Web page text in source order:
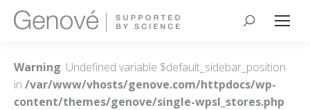
Buscar:
Warning: Undefined variable $default_sidebar_position
in /var/www/vhosts/genove.com/httpdocs/wp-
content/themes/genove/single-wpsl_stores.php